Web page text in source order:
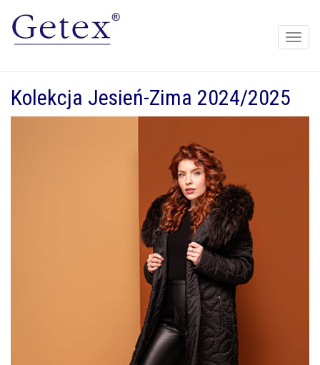
Toggle
Kolekcja Jesień-Zima 2024/2025